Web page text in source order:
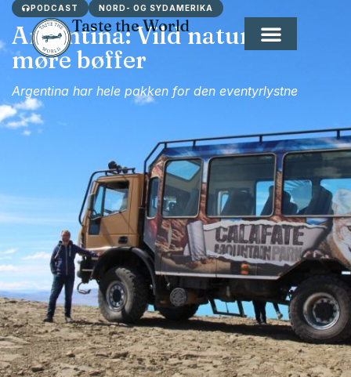
Taste the World
PODCAST NORD- OG SYDAMERIKA
Argentina: Vild natur og
møre bøffer
Argentina har hele pakken for den eventyrlystne​